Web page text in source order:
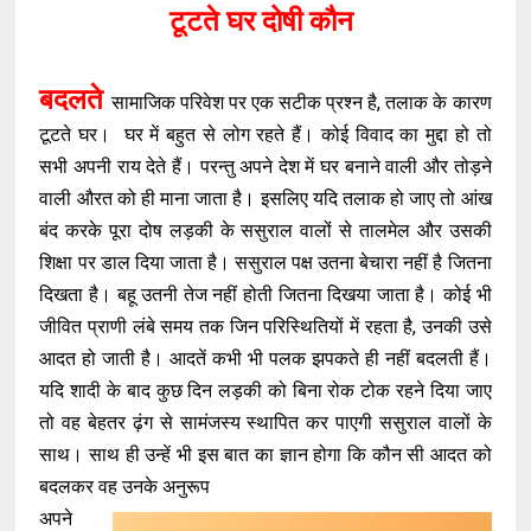
टूटते घर दोषी कौन
बदलतेसामाजिक परिवेश पर एक सटीक प्रश्न है, तलाक के कारण
टूटते घर। घर में बहुत से लोग रहते हैं। कोई विवाद का मुद्दा हो तो
सभी अपनी राय देते हैं। परन्तु अपने देश में घर बनाने वाली और तोड़ने
वाली औरत को ही माना जाता है। इसलिए यदि तलाक हो जाए तो आंख
बंद करके पूरा दोष लड़की के ससुराल वालों से तालमेल और उसकी
शिक्षा पर डाल दिया जाता है। ससुराल पक्ष उतना बेचारा नहीं है जितना
दिखता है। बहू उतनी तेज नहीं होती जितना दिखया जाता है। कोई भी
जीवित प्राणी लंबे समय तक जिन परिस्थितियों में रहता है, उनकी उसे
आदत हो जाती है। आदतें कभी भी पलक झपकते ही नहीं बदलती हैं।
यदि शादी के बाद कुछ दिन लड़की को बिना रोक टोक रहने दिया जाए
तो वह बेहतर ढ़ंग से सामंजस्य स्थापित कर पाएगी ससुराल वालों के
साथ। साथ ही उन्हें भी इस बात का ज्ञान होगा कि कौन सी आदत को
बदलकर वह उनके अनुरूप
अपने